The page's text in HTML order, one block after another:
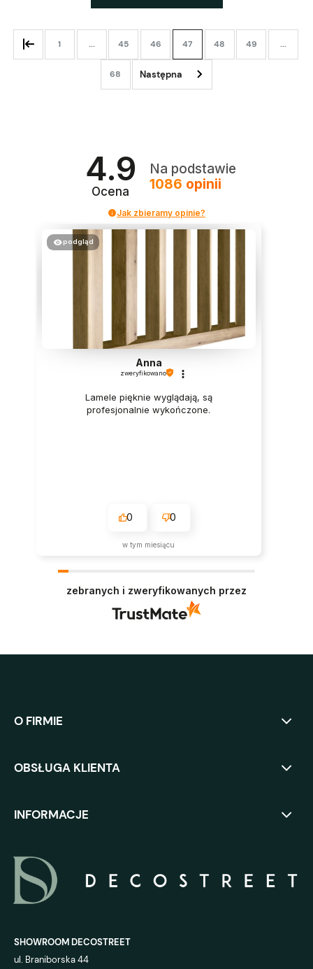
1 ... 45 46 47 48 49 ...
68
4.9
Ocena
Na podstawie
1086 opinii
Jak zbieramy opinie?
podgląd
Anna
zweryfikowano
Lamele pięknie wyglądają, są
profesjonalnie wykończone.
0 0
w tym miesiącu
zebranych i zweryfikowanych przez
O FIRMIE
OBSŁUGA KLIENTA
INFORMACJE
SHOWROOM DECOSTREET
ul. Braniborska 44